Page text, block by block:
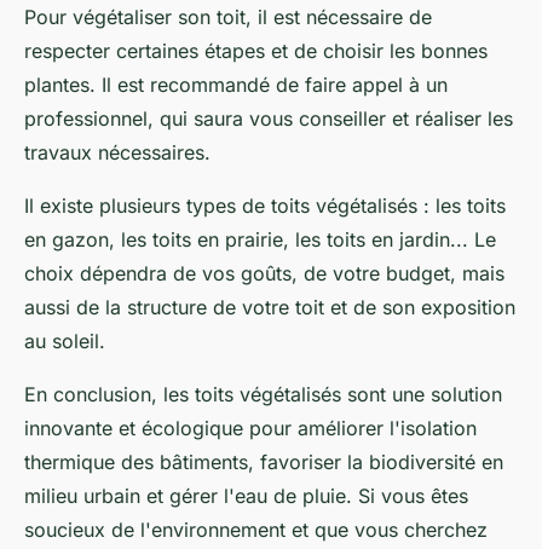
Pour végétaliser son toit, il est nécessaire de
respecter certaines étapes et de choisir les bonnes
plantes. Il est recommandé de faire appel à un
professionnel, qui saura vous conseiller et réaliser les
travaux nécessaires.
Il existe plusieurs types de toits végétalisés : les toits
en gazon, les toits en prairie, les toits en jardin... Le
choix dépendra de vos goûts, de votre budget, mais
aussi de la structure de votre toit et de son exposition
au soleil.
En conclusion, les toits végétalisés sont une solution
innovante et écologique pour améliorer l'isolation
thermique des bâtiments, favoriser la biodiversité en
milieu urbain et gérer l'eau de pluie. Si vous êtes
soucieux de l'environnement et que vous cherchez